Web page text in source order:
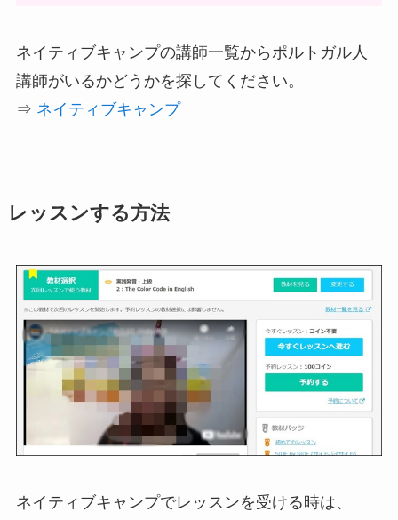
ネイティブキャンプの講師一覧からポルトガル人
講師がいるかどうかを探してください。
⇒ ネイティブキャンプ
レッスンする方法
ネイティブキャンプでレッスンを受ける時は、